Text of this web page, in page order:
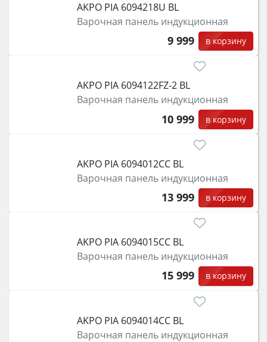
AKPO PIA 6094218U BL
Варочная панель индукционная
9 999 в корзину
AKPO PIA 6094122FZ-2 BL
Варочная панель индукционная
10 999 в корзину
AKPO PIA 6094012CC BL
Варочная панель индукционная
13 999 в корзину
AKPO PIA 6094015СС BL
Варочная панель индукционная
15 999 в корзину
AKPO PIA 6094014СС BL
Варочная панель индукционная